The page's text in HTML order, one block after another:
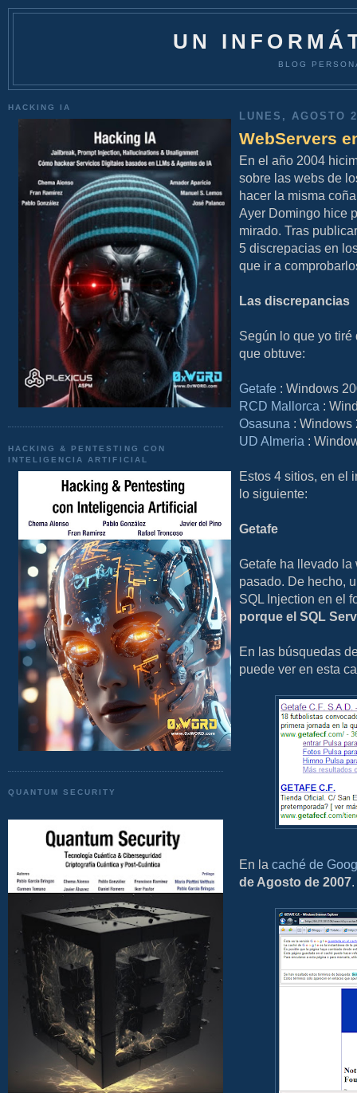
UN
BLOG
HACKING IA
HACKING & PENTESTING CON
INTELIGENCIA ARTIFICIAL
QUANTUM SECURITY
LUNES, AGOSTO
WebServers
En el año 2004
sobre las webs de
hacer la misma
Ayer Domingo hice
mirado. Tras
5 discrepacias en
que ir a
Las discrepancias
Según lo que yo tiré
que obtuve:
Getafe : Windows
RCD Mallorca :
Osasuna : Windows
UD Almeria :
Estos 4 sitios, en el
lo siguiente:
Getafe
Getafe ha llevado la
pasado. De hecho,
SQL Injection en el
porque el SQL
En las búsquedas
puede ver en esta
En la caché de
de Agosto de 2007.